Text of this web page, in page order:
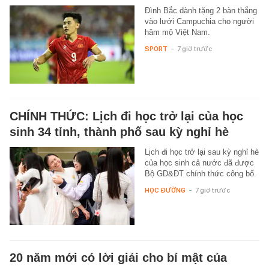
Đình Bắc dành tặng 2 bàn thắng
vào lưới Campuchia cho người
hâm mộ Việt Nam.
SPORT - 7 giờ trước
CHÍNH THỨC: Lịch đi học trở lại của học
sinh 34 tỉnh, thành phố sau kỳ nghỉ hè
Lịch đi học trở lại sau kỳ nghỉ hè
của học sinh cả nước đã được
Bộ GD&ĐT chính thức công bố.
HỌC ĐƯỜNG - 7 giờ trước
20 năm mới có lời giải cho bí mật của